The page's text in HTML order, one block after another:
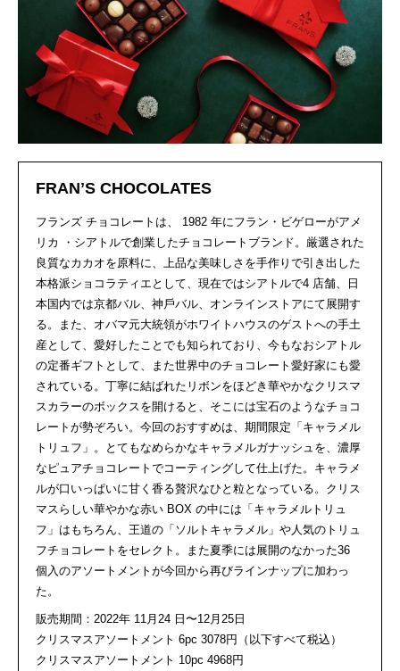
FRANʼS CHOCOLATES
フランズ チョコレートは、 1982 年にフラン・ビゲローがアメ
リカ ・シアトルで創業したチョコレートブランド。厳選された
良質なカカオを原料に、上品な美味しさを手作りで引き出した
本格派ショコラティエとして、現在ではシアトルで4 店舗、日
本国内では京都バル、神戶バル、オンラインストアにて展開す
る。また、オバマ元大統領がホワイトハウスのゲストへの手土
産として、愛好したことでも知られており、今もなおシアトル
の定番ギフトとして、また世界中のチョコレート愛好家にも愛
されている。丁寧に結ばれたリボンをほどき華やかなクリスマ
スカラーのボックスを開けると、そこには宝石のようなチョコ
レートが勢ぞろい。今回のおすすめは、期間限定「キャラメル
トリュフ」。とてもなめらかなキャラメルガナッシュを、濃厚
なピュアチョコレートでコーティングして仕上げた。キャラメ
ルが口いっぱいに甘く香る贅沢なひと粒となっている。クリス
マスらしい華やかな赤い BOX の中には「キャラメルトリュ
フ」はもちろん、王道の「ソルトキャラメル」や人気のトリュ
フチョコレートをセレクト。また夏季には展開のなかった36
個入のアソートメントが今回から再びラインナップに加わっ
た。
販売期間：2022年 11月24 日〜12月25日
クリスマスアソートメント 6pc 3078円（以下すべて税込）
クリスマスアソートメント 10pc 4968円